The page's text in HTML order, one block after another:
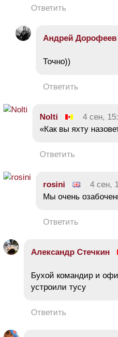
Ответить
Андрей Дорофеев
Точно))
Ответить
Nolti 4 сен,
«Как вы яхту
Ответить
rosini 4 сен,
Мы очень
Ответить
Александр Стечкин
Бухой командир и
устроили тусу
Ответить